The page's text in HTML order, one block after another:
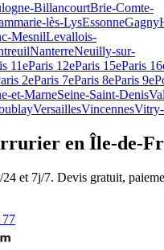
BillancourtBrie-Comte-
lès-LysEssonneGagny
MesnilLevallois-
NanterreNeuilly-sur-
11eParis 12eParis 15eParis
2eParis 7eParis 8eParis 9e
et-MarneSeine-Saint-Denis
VersaillesVincennes
en Île-de-
et 7j/7. Devis gratuit,
77